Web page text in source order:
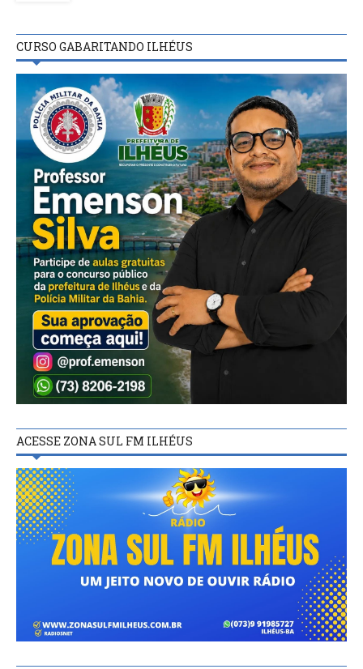
CURSO GABARITANDO ILHÉUS
ACESSE ZONA SUL FM ILHÉUS